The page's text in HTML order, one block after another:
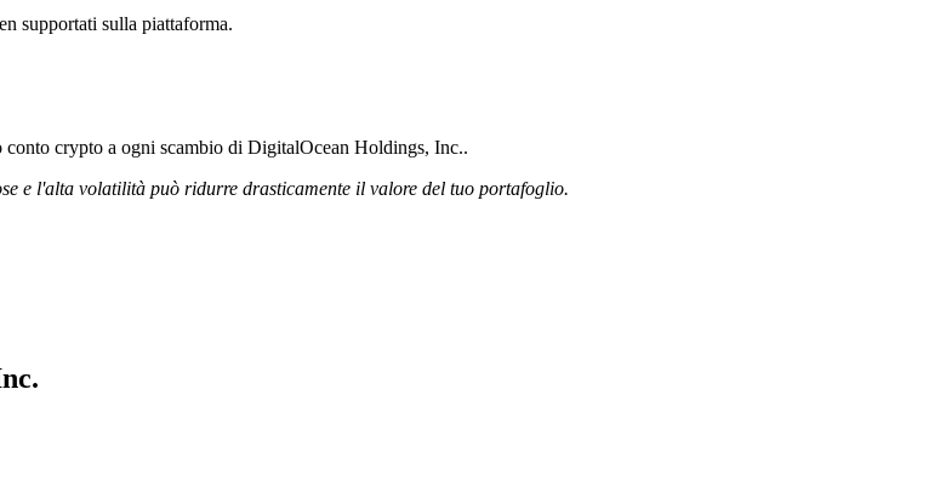
supportati sulla piattaforma.
crypto a ogni scambio di DigitalOcean Holdings, Inc..
e l'alta volatilità può ridurre drasticamente il valore del tuo portafoglio.